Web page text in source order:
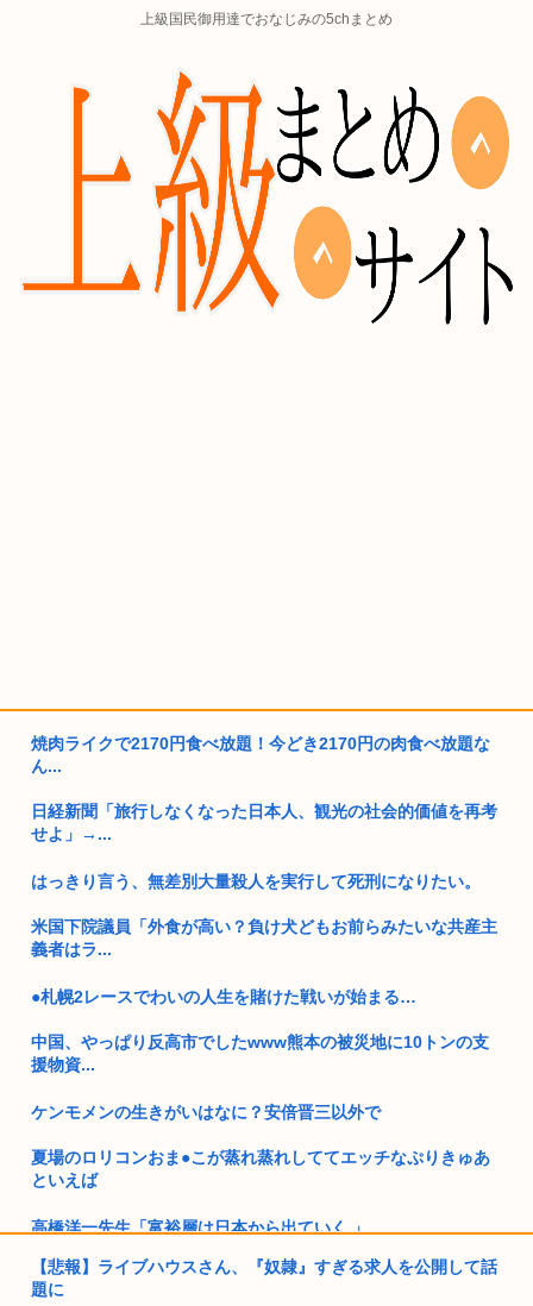
上級国民御用達でおなじみの5chまとめ
焼肉ライクで2170円食べ放題！今どき2170円の肉食べ放題な
ん...
日経新聞「旅行しなくなった日本人、観光の社会的価値を再考
せよ」→...
はっきり言う、無差別大量殺人を実行して死刑になりたい。
米国下院議員「外食が高い？負け犬どもお前らみたいな共産主
義者はラ...
●札幌2レースでわいの人生を賭けた戦いが始まる…
中国、やっぱり反高市でしたwww熊本の被災地に10トンの支
援物資...
ケンモメンの生きがいはなに？安倍晋三以外で
夏場のロリコンおま●こが蒸れ蒸れしててエッチなぷりきゅあ
といえば
高橋洋一先生「富裕層は日本から出ていく 」
高市早苗、今日長崎で平和祈念式典に参列して被爆体験者と面
会だって
【悲報】ライブハウスさん、『奴隷』すぎる求人を公開して話
題に